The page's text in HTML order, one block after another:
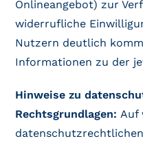
Onlineangebot) zur
widerrufliche
Nutzern deutlich
Informationen zu der
Hinweise zu
Rechtsgrundlagen:Auf